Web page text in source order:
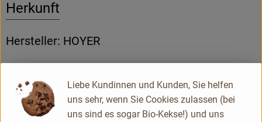
Herkunft
Hersteller: HOYER
HOYER GmbH
Liebe Kundinnen und Kunden, Sie helfen
uns sehr, wenn Sie Cookies zulassen (bei
uns sind es sogar Bio-Kekse!) und uns